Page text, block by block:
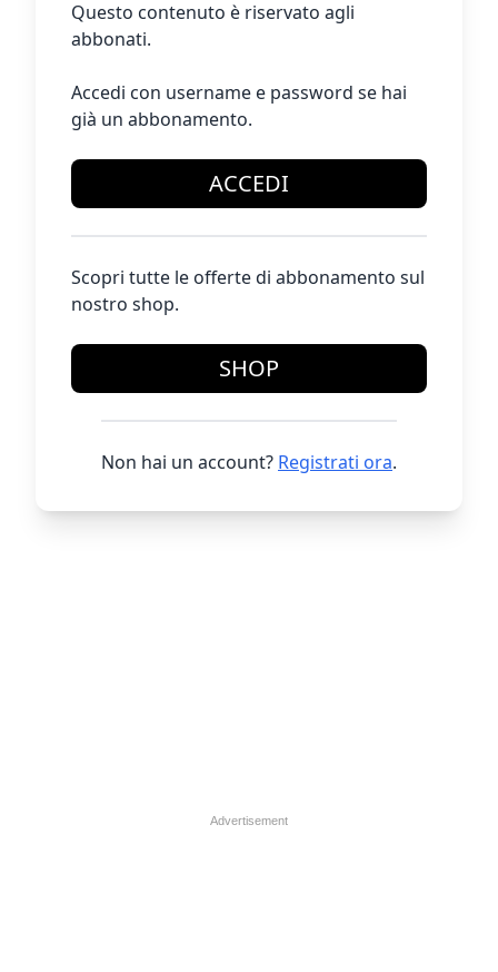
Questo contenuto è riservato agli
abbonati.
Accedi con username e password se hai
già un abbonamento.
ACCEDI
Scopri tutte le offerte di abbonamento sul
nostro shop.
SHOP
Non hai un account? Registrati ora.